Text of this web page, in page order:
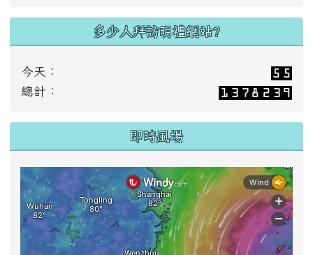
多少人拜訪明禮網站?
今天：
總計：
即時風場